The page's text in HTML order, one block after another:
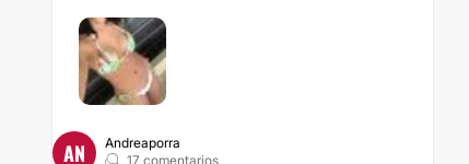
AN
Andreaporra
17 comentarios